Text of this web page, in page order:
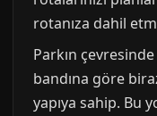
rotanıza dahil
Parkın
bandına göre
yapıya sahip. Bu